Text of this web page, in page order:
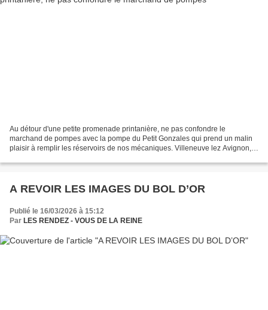
Au détour d'une petite promenade printanière, ne pas confondre le
marchand de pompes avec la pompe du Petit Gonzales qui prend un malin
plaisir à remplir les réservoirs de nos mécaniques. Villeneuve lez Avignon,
A REVOIR LES IMAGES DU BOL D’OR
Publié le 16/03/2026 à 15:12
Par LES RENDEZ - VOUS DE LA REINE